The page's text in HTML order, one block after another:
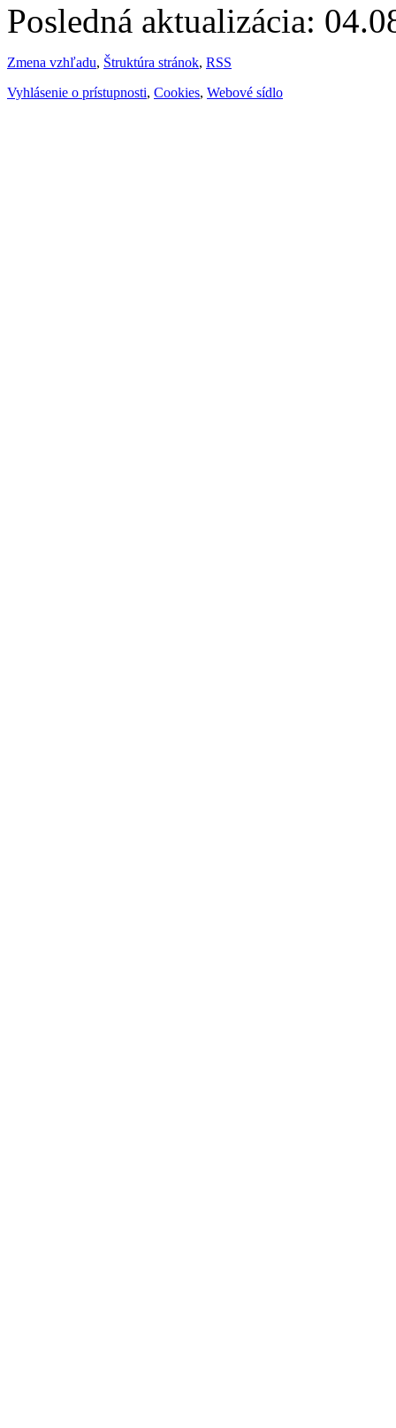
Posledná aktualizácia:
Zmena vzhľadu, Štruktúra stránok, RSS
Vyhlásenie o prístupnosti, Cookies, Webové sídlo